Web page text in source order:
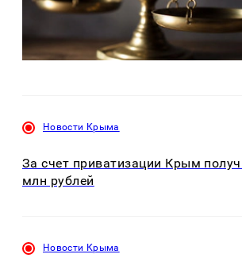
Новости Крыма
За счет приватизации Крым
млн рублей
Новости Крыма